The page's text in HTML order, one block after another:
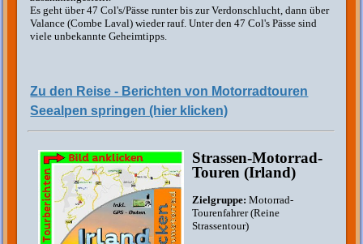
Es geht über 47 Col's/Pässe runter bis zur Verdonschlucht, dann über
Valance (Combe Laval) wieder rauf. Unter den 47 Col's Pässe sind
viele unbekannte Geheimtipps.
Zu den Reise - Berichten von Motorradtouren
Seealpen springen (hier klicken)
Strassen-Motorrad-
Touren (Irland)
Zielgruppe:Motorrad-
Tourenfahrer (Reine
Strassentour)